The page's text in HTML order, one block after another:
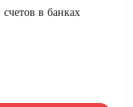
в банках